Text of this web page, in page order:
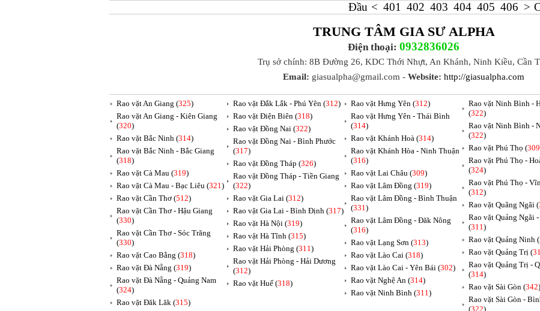
Đầu < 401 402 403 404 405 406 >
TRUNG TÂM GIA SƯ ALPHA
Điện thoại: 0932836026
Trụ sở chính: 8B Đường 26, KDC Thới Nhựt, An Khánh, Ninh Kiều, Cần
Email: giasualpha@gmail.com - Website: http://giasualpha.com
Rao vặt An Giang (325)
Rao vặt An Giang - Kiên Giang
(320)
Rao vặt Bắc Ninh (314)
Rao vặt Bắc Ninh - Bắc Giang
(318)
Rao vặt Cà Mau (319)
Rao vặt Cà Mau - Bạc Liêu (321)
Rao vặt Cần Thơ (512)
Rao vặt Cần Thơ - Hậu Giang
(330)
Rao vặt Cần Thơ - Sóc Trăng
(330)
Rao vặt Cao Bằng (318)
Rao vặt Đà Nẵng (319)
Rao vặt Đà Nẵng - Quảng Nam
(324)
Rao vặt Đăk Lăk (315)
Rao vặt Đắk Lắk - Phú Yên (312)
Rao vặt Điện Biên (318)
Rao vặt Đồng Nai (322)
Rao vặt Đồng Nai - Bình Phước
(317)
Rao vặt Đồng Tháp (326)
Rao vặt Đồng Tháp - Tiền Giang
(322)
Rao vặt Gia Lai (312)
Rao vặt Gia Lai - Bình Định (317)
Rao vặt Hà Nội (319)
Rao vặt Hà Tĩnh (315)
Rao vặt Hải Phòng (311)
Rao vặt Hải Phòng - Hải Dương
(312)
Rao vặt Huế (318)
Rao vặt Hưng Yên (312)
Rao vặt Hưng Yên - Thái Bình
(314)
Rao vặt Khánh Hoà (314)
Rao vặt Khánh Hòa - Ninh Thuận
(316)
Rao vặt Lai Châu (309)
Rao vặt Lâm Đồng (319)
Rao vặt Lâm Đồng - Bình Thuận
(331)
Rao vặt Lâm Đồng - Đăk Nông
(316)
Rao vặt Lạng Sơn (313)
Rao vặt Lào Cai (318)
Rao vặt Lào Cai - Yên Bái (302)
Rao vặt Nghệ An (314)
Rao vặt Ninh Bình (311)
Rao vặt Ninh Bình -
(322)
Rao vặt Ninh Bình -
(322)
Rao vặt Phú Thọ (309
Rao vặt Phú Thọ -
(324)
Rao vặt Phú Thọ -
(312)
Rao vặt Quãng Ngãi (
Rao vặt Quảng Ngãi
(311)
Rao vặt Quảng Ninh (
Rao vặt Quảng Trị (
Rao vặt Quảng Trị -
(314)
Rao vặt Sài Gòn (342)
Rao vặt Sài Gòn -
(322)